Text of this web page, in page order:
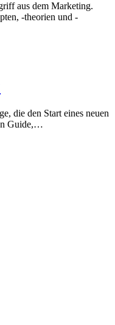
aus dem Marketing.
-theorien und -
die den Start eines neuen
Guide,…